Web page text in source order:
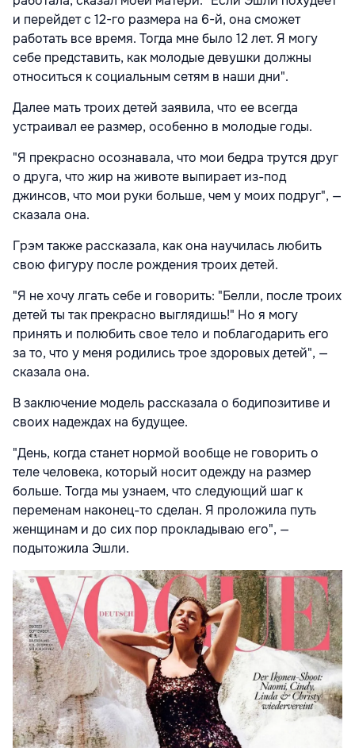
и перейдет с 12-го размера на 6-й, она сможет
работать все время. Тогда мне было 12 лет. Я могу
себе представить, как молодые девушки должны
относиться к социальным сетям в наши дни".
Далее мать троих детей заявила, что ее всегда
устраивал ее размер, особенно в молодые годы.
"Я прекрасно осознавала, что мои бедра трутся друг
о друга, что жир на животе выпирает из-под
джинсов, что мои руки больше, чем у моих подруг", —
сказала она.
Грэм также рассказала, как она научилась любить
свою фигуру после рождения троих детей.
"Я не хочу лгать себе и говорить: "Белли, после троих
детей ты так прекрасно выглядишь!" Но я могу
принять и полюбить свое тело и поблагодарить его
за то, что у меня родились трое здоровых детей", —
сказала она.
В заключение модель рассказала о бодипозитиве и
своих надеждах на будущее.
"День, когда станет нормой вообще не говорить о
теле человека, который носит одежду на размер
больше. Тогда мы узнаем, что следующий шаг к
переменам наконец-то сделан. Я проложила путь
женщинам и до сих пор прокладываю его", —
подытожила Эшли.